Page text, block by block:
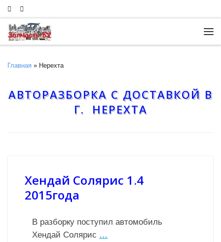
Skip to content
Главная » Нерехта
АВТОРАЗБОРКА С ДОСТАВКОЙ В
Г. НЕРЕХТА
Хендай Солярис 1.4
2015года
В разборку поступил автомобиль
Хендай Солярис …